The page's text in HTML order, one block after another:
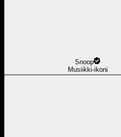
Snoop
Musiikki-ikoni